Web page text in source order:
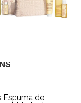
Espuma de